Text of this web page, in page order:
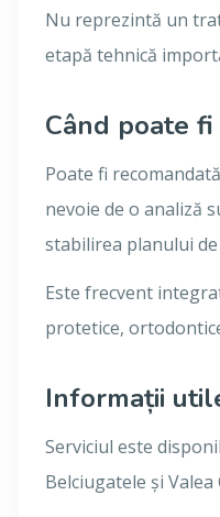
Nu reprezintă un
etapă tehnică
Când poate
Poate fi
nevoie de o analiză
stabilirea planului
Este frecvent
protetice,
Informații
Serviciul este
Belciugatele și Valea